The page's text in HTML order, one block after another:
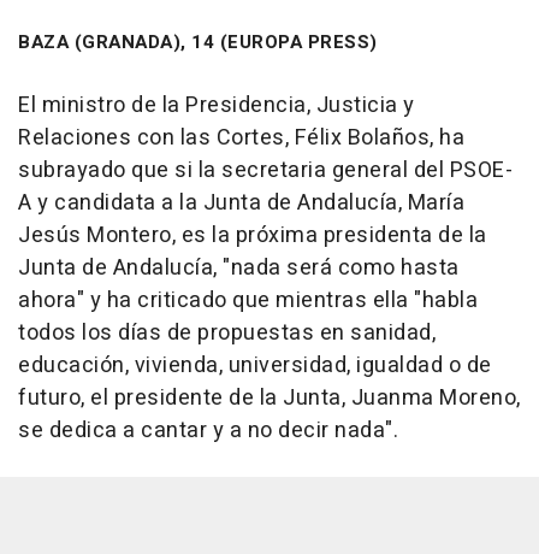
BAZA (GRANADA), 14 (EUROPA PRESS)
El ministro de la Presidencia, Justicia y
Relaciones con las Cortes, Félix Bolaños, ha
subrayado que si la secretaria general del PSOE-
A y candidata a la Junta de Andalucía, María
Jesús Montero, es la próxima presidenta de la
Junta de Andalucía, "nada será como hasta
ahora" y ha criticado que mientras ella "habla
todos los días de propuestas en sanidad,
educación, vivienda, universidad, igualdad o de
futuro, el presidente de la Junta, Juanma Moreno,
se dedica a cantar y a no decir nada".